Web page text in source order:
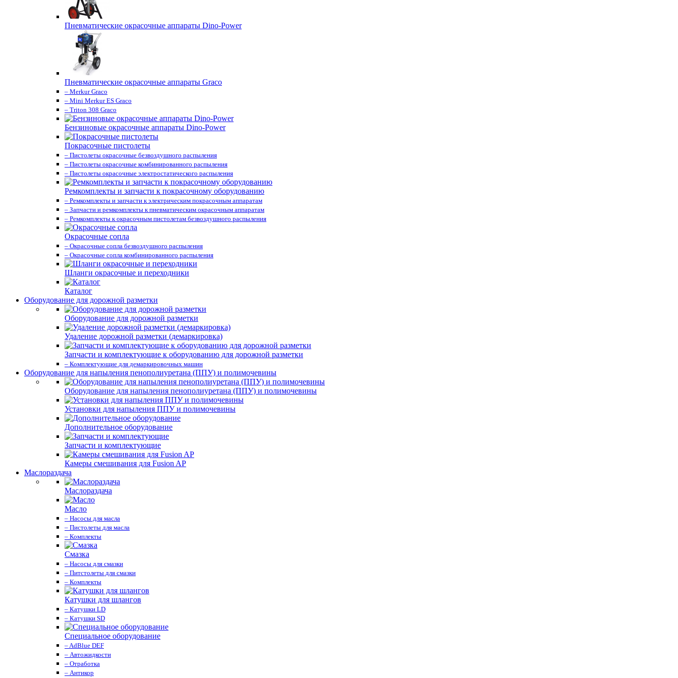
Пневматические окрасочные аппараты Dino-Power
Пневматические окрасочные аппараты Graco
– Merkur Graco
– Mini Merkur ES Graco
– Triton 308 Graco
Бензиновые окрасочные аппараты Dino-Power
Покрасочные пистолеты
– Пистолеты окрасочные безвоздушного распыления
– Пистолеты окрасочные комбинированного распыления
– Пистолеты окрасочные электростатического распыления
Ремкомплекты и запчасти к покрасочному оборудованию
– Ремкомплекты и запчасти к электрическим покрасочным аппаратам
– Запчасти и ремкомплекты к пневматическим окрасочным аппаратам
– Ремкомплекты к окрасочным пистолетам безвоздушного распыления
Окрасочные сопла
– Окрасочные сопла безвоздушного распыления
– Окрасочные сопла комбинированного распыления
Шланги окрасочные и переходники
Каталог
Оборудование для дорожной разметки
Оборудование для дорожной разметки
Удаление дорожной разметки (демаркировка)
Запчасти и комплектующие к оборудованию для дорожной разметки
– Комплектующие для демаркировочных машин
Оборудование для напыления пенополиуретана (ППУ) и полимочевины
Оборудование для напыления пенополиуретана (ППУ) и полимочевины
Установки для напыления ППУ и полимочевины
Дополнительное оборудование
Запчасти и комплектующие
Камеры смешивания для Fusion AP
Маслораздача
Маслораздача
Масло
– Насосы для масла
– Пистолеты для масла
– Комплекты
Смазка
– Насосы для смазки
– Питстолеты для смазки
– Комплекты
Катушки для шлангов
– Катушки LD
– Катушки SD
Специальное оборудование
– AdBlue DEF
– Автожидкости
– Отработка
– Антикор